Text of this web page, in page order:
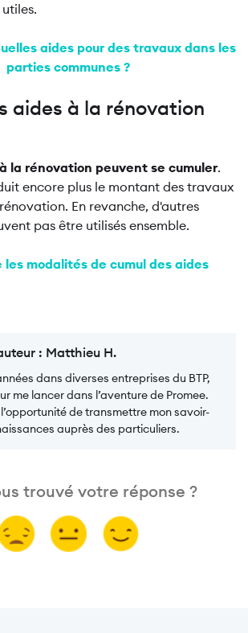
aides pour des travaux dans les
parties communes ?
aides à la rénovation
la rénovation peuvent se cumuler.
encore plus le montant des travaux
En revanche, d'autres
pas être utilisés ensemble.
les modalités de cumul des aides
: Matthieu H.
dans diverses entreprises du BTP,
me lancer dans l’aventure de Promee.
de transmettre mon savoir-
auprès des particuliers.
trouvé votre réponse ?